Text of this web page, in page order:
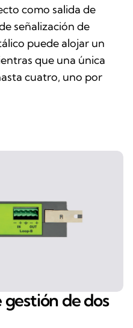
como salida de
señalización de
puede alojar un
que una única
cuatro, uno por
de dos